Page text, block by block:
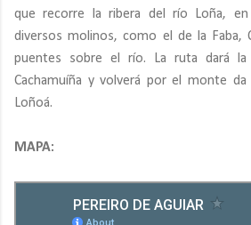
que recorre la ribera del río Loña,
diversos molinos, como el de la Faba,
puentes sobre el río. La ruta dará la
Cachamuíña y volverá por el monte da
Loñoá.
MAPA: